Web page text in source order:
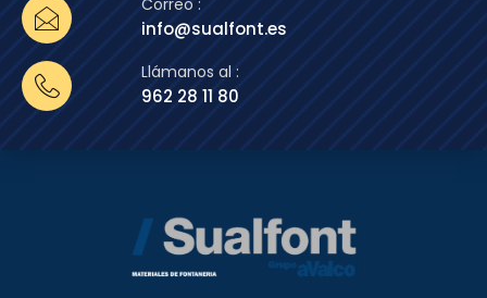
info@sualfont.es
Llámanos al :
962 28 11 80